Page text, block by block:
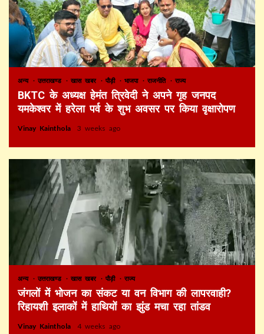
अन्य उत्तराखण्ड खास खबर पौड़ी भाजपा राजनीति राज्य
BKTC के अध्यक्ष हेमंत त्रिवेदी ने अपने गृह जनपद
यमकेश्वर में हरेला पर्व के शुभ अवसर पर किया वृक्षारोपण
Vinay Kainthola 3 weeks ago
अन्य उत्तराखण्ड खास खबर पौड़ी राज्य
जंगलों में भोजन का संकट या वन विभाग की लापरवाही?
रिहायशी इलाकों में हाथियों का झुंड मचा रहा तांडव
Vinay Kainthola 4 weeks ago